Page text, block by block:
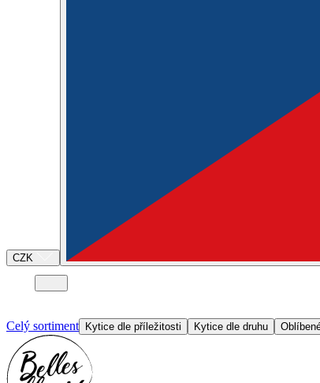
CZK
Celý sortiment Kytice dle příležitosti Kytice dle druhu